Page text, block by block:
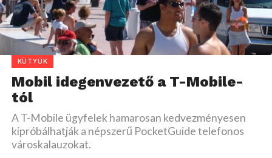
KÜTYÜK
Mobil idegenvezető a T-Mobile-
tól
A T-Mobile ügyfelek hamarosan kedvezményesen
kipróbálhatják a népszerű PocketGuide telefonos
városkalauzokat.